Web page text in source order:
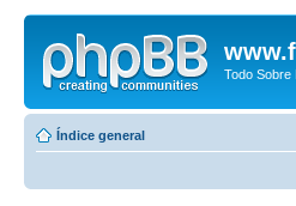
Todo Sobre
Índice general